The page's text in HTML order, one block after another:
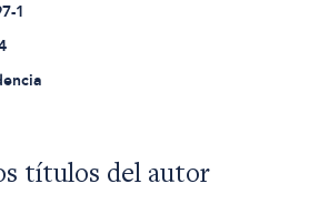
1
títulos del autor